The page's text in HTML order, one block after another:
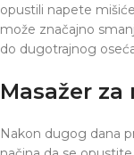
opustili napete
može značajno
do dugotrajnog
Masažer za
Nakon dugog dana